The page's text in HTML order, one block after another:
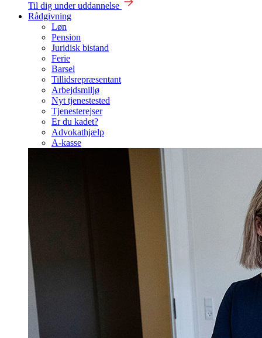
Til dig under uddannelse
Rådgivning
Løn
Pension
Juridisk bistand
Ferie
Barsel
Tillidsrepræsentant
Arbejdsmiljø
Nyt tjenestested
Tjenesterejser
Er du kadet?
Advokathjælp
A-kasse